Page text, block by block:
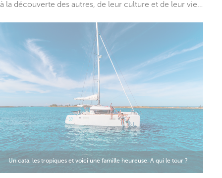
à la découverte des autres, de leur culture et de leur vie…
Un cata, les tropiques et voici une famille heureuse. A qui le tour ?